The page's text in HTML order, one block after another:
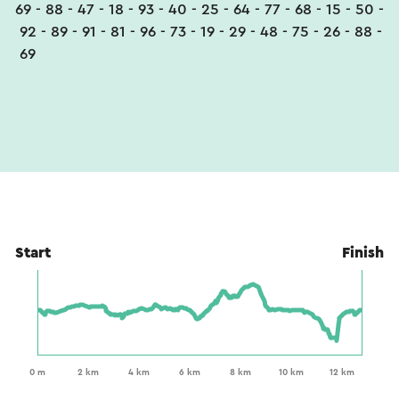
69 - 88 - 47 - 18 - 93 - 40 - 25 - 64 - 77 - 68 - 15 - 50 -
92 - 89 - 91 - 81 - 96 - 73 - 19 - 29 - 48 - 75 - 26 - 88 -
69
Start Finish